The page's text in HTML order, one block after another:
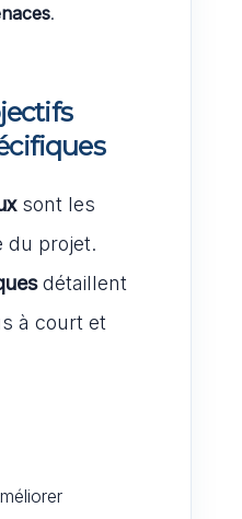
.
sont les
du projet.
détaillent
à court et